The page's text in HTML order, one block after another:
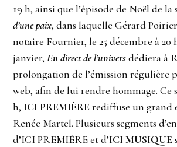
19 h, ainsi que l’épisode de Noël de la
d’une paix, dans laquelle Gérard
notaire Fournier, le 25 décembre à 20
janvier,En direct de l’universdédiera à
prolongation de l’émission régulière
web, afin de lui rendre hommage. Ce
h, ICI PREMIÈRE rediffuse un grand
Renée Martel. Plusieurs segments
d’ICI PREMIÈRE et d’ICI MUSIQUE